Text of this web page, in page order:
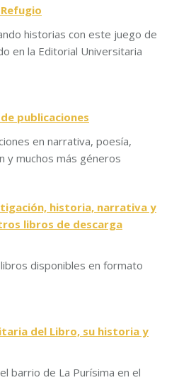
historias con este juego de
en la Editorial Universitaria
publicaciones
en narrativa, poesía,
y muchos más géneros
historia, narrativa y
libros de descarga
disponibles en formato
del Libro, su historia y
barrio de La Purísima en el